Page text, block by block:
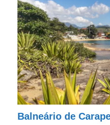
Balneário de